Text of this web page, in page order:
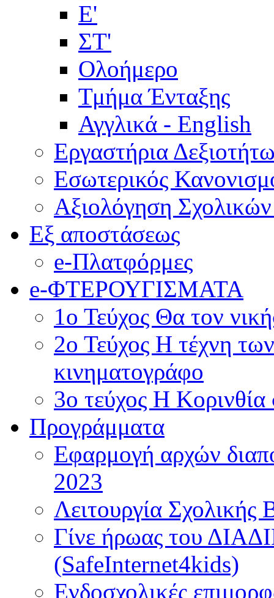
Ε'
ΣΤ'
Ολοήμερο
Τμήμα Ένταξης
Αγγλικά - English
Εργαστήρια
Εσωτερικός
Αξιολόγηση
Εξ αποστάσεως
e-Πλατφόρμες
e-ΦΤΕΡΟΥΓΙΣΜΑΤΑ
1ο Τεύχος Θα τον
2ο Τεύχος Η τέχνη
κινηματογράφο
3ο τεύχος Η
Προγράμματα
Εφαρμογή αρχών
2023
Λειτουργία Σχολικής
Γίνε ήρωας του
(SafeInternet4kids)
Ενδοσχολικές